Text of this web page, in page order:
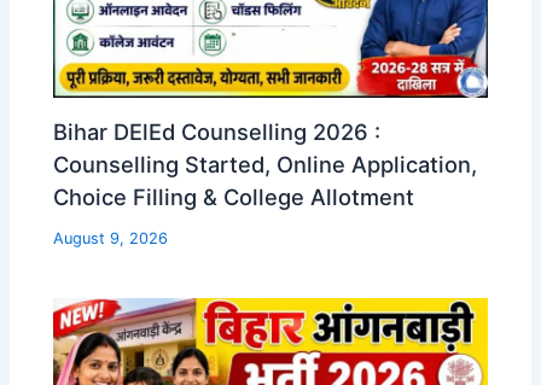
Bihar DElEd Counselling 2026 :
Counselling Started, Online Application,
Choice Filling & College Allotment
August 9, 2026